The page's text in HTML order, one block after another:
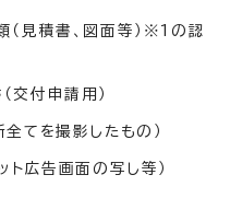
（見積書、図面等）※1の認
付申請用）
てを撮影したもの）
ト広告画面の写し等）